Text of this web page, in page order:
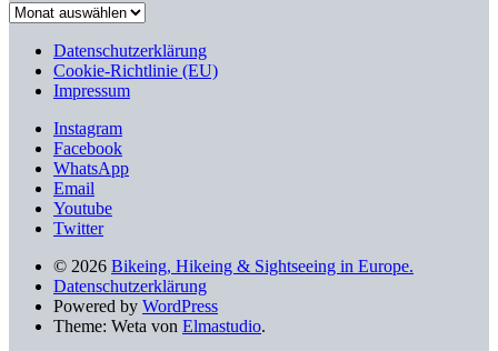
Stöbern
älteren
Beiträgen
Datenschutzerklärung
Cookie-Richtlinie (EU)
Impressum
Instagram
Facebook
WhatsApp
Email
Youtube
Twitter
© 2026 Bikeing, Hikeing & Sightseeing in Europe.
Datenschutzerklärung
Powered by WordPress
Theme: Weta von Elmastudio.